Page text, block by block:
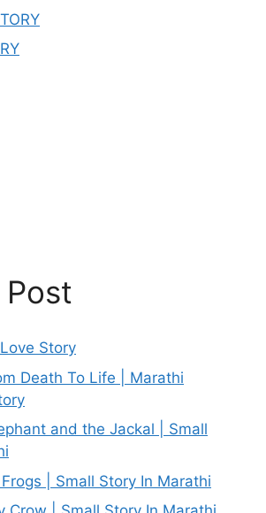
Love Story
Death To Life | Marathi
and the Jackal | Small
| Small Story In Marathi